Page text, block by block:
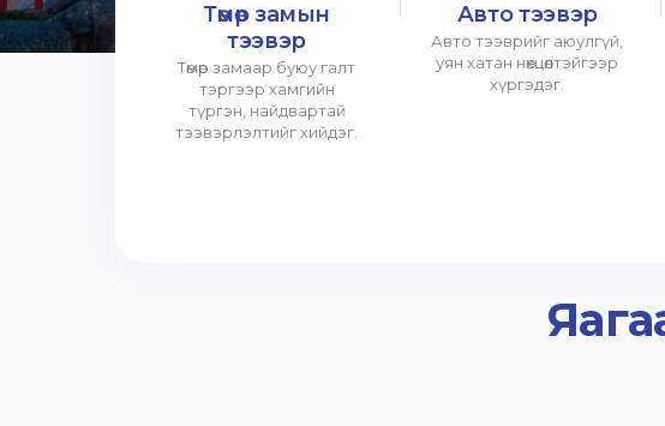
Төмөр замын
тээвэр
Төмөр замаар буюу галт
тэргээр хамгийн
түргэн, найдвартай
тээвэрлэлтийг хийдэг.
Авто тээвэр
Авто тээврийг аюулгүй,
уян хатан нөхцөлтэйгээр
хүргэдэг.